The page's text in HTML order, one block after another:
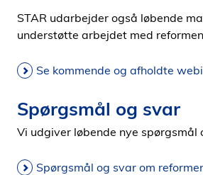
STAR udarbejder også løbende
understøtte arbejdet med reformen.
Se kommende og afholdte
Spørgsmål og svar
Vi udgiver løbende nye spørgsmål
Spørgsmål og svar om